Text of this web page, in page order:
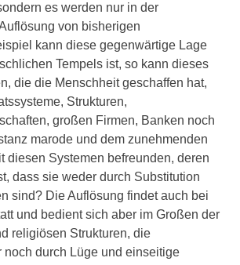
es werden nur in der
von bisherigen
kann diese gegenwärtige Lage
Tempels ist, so kann dieses
die die Menschheit geschaffen hat,
Strukturen,
großen Firmen, Banken noch
marode und dem zunehmenden
diesen Systemen befreunden, deren
dass sie weder durch Substitution
sind? Die Auflösung findet auch bei
und bedient sich aber im Großen der
religiösen Strukturen, die
durch Lüge und einseitige